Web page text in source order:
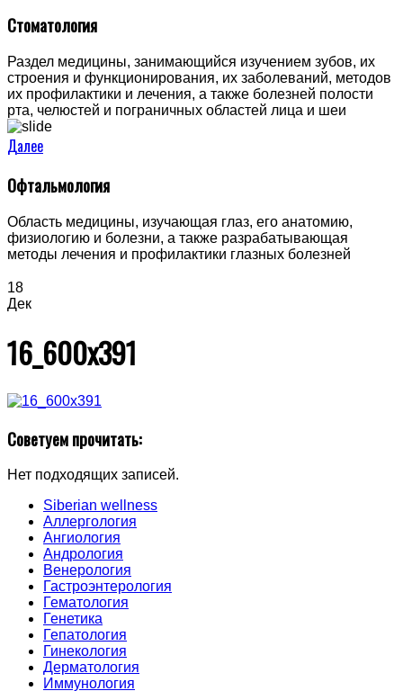
Стоматология
Раздел медицины, занимающийся изучением зубов, их
строения и функционирования, их заболеваний, методов
их профилактики и лечения, а также болезней полости
рта, челюстей и пограничных областей лица и шеи
Далее
Офтальмология
Область медицины, изучающая глаз, его анатомию,
физиологию и болезни, а также разрабатывающая
методы лечения и профилактики глазных болезней
18
Дек
16_600x391
Советуем прочитать:
Нет подходящих записей.
Siberian wellness
Аллергология
Ангиология
Андрология
Венерология
Гастроэнтерология
Гематология
Генетика
Гепатология
Гинекология
Дерматология
Иммунология